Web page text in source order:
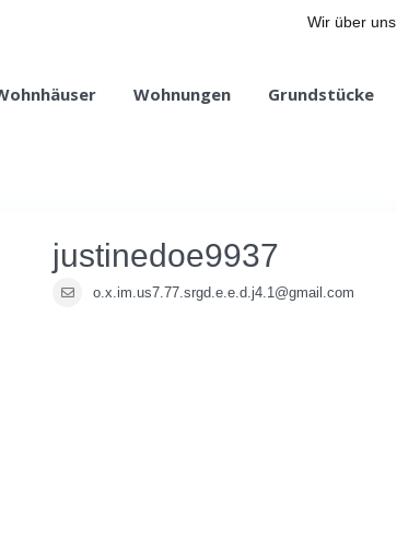
Wir über uns
Wohnungen Grundstücke
justinedoe9937
o.x.im.us7.77.srgd.e.e.d.j4.1@gmail.com